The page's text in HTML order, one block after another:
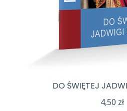
DO ŚWIĘTEJ
4,50 zł